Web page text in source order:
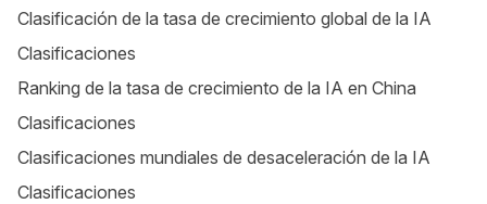
Clasificación de la tasa de crecimiento global de la IA
Clasificaciones
Ranking de la tasa de crecimiento de la IA en China
Clasificaciones
Clasificaciones mundiales de desaceleración de la IA
Clasificaciones